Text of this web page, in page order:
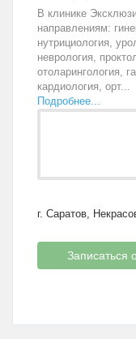
В клинике
направлениям:
нутрициология,
неврология,
отоларингология,
кардиология, орт...
Подробнее...
г. Саратов,
Записаться